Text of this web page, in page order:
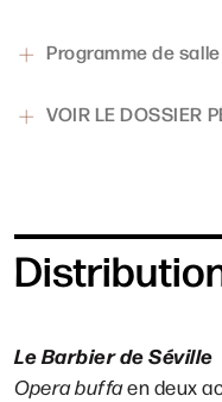
Dans cette nouvelle
baguette vaillante
Programme de salle
VOIR LE DOSSIER
Le Barbier de Séville
Opera buffaen deux